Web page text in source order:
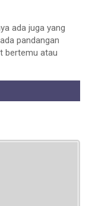
ada juga yang
pandangan
bertemu atau